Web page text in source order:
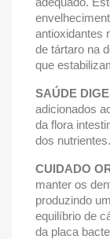
antioxidantes
de tártaro na
que
SAÚDE
adicionados
da flora
dos nutrientes.
CUIDADO
manter os
produzindo
equilíbrio de
da placa